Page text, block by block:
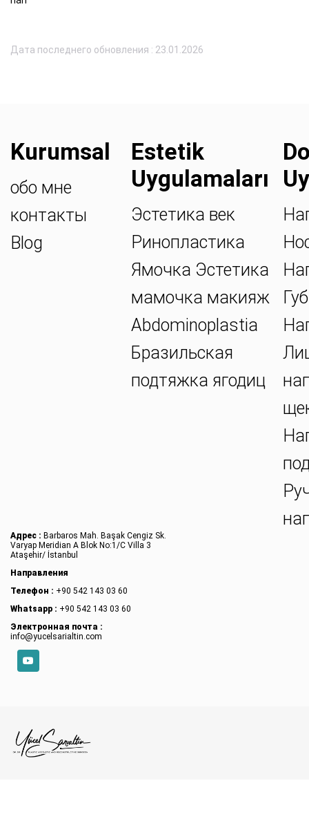
Дата последнего обновления : 23.01.2026
Kurumsal
обо мне
контакты
Blog
Estetik
Uygulamaları
Эстетика век
Ринопластика
Ямочка Эстетика
мамочка макияж
Abdominoplastia
Бразильская
подтяжка ягодиц
Губ
Адрес : Barbaros Mah. Başak Cengiz Sk.
Varyap Meridian A Blok No:1/C Villa 3
Ataşehir/ İstanbul
Направления
Телефон : +90 542 143 03 60
Whatsapp : +90 542 143 03 60
Электронная почта :
info@yucelsarialtin.com
YouTube